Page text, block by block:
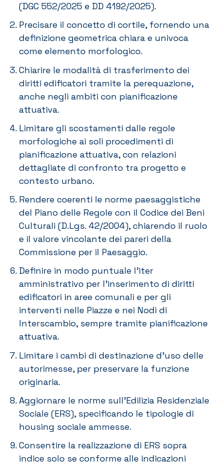
(DGC 552/2025 e DD 4192/2025).
Precisare il concetto di cortile, fornendo una
definizione geometrica chiara e univoca
come elemento morfologico.
Chiarire le modalità di trasferimento dei
diritti edificatori tramite la perequazione,
anche negli ambiti con pianificazione
attuativa.
Limitare gli scostamenti dalle regole
morfologiche ai soli procedimenti di
pianificazione attuativa, con relazioni
dettagliate di confronto tra progetto e
contesto urbano.
Rendere coerenti le norme paesaggistiche
del Piano delle Regole con il Codice dei Beni
Culturali (D.Lgs. 42/2004), chiarendo il ruolo
e il valore vincolante dei pareri della
Commissione per il Paesaggio.
Definire in modo puntuale l’iter
amministrativo per l’inserimento di diritti
edificatori in aree comunali e per gli
interventi nelle Piazze e nei Nodi di
Interscambio, sempre tramite pianificazione
attuativa.
Limitare i cambi di destinazione d’uso delle
autorimesse, per preservare la funzione
originaria.
Aggiornare le norme sull’Edilizia Residenziale
Sociale (ERS), specificando le tipologie di
housing sociale ammesse.
Consentire la realizzazione di ERS sopra
indice solo se conforme alle indicazioni